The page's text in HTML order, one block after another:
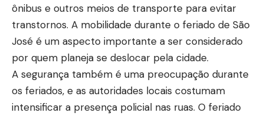
ônibus e outros meios de transporte para evitar
transtornos. A mobilidade durante o feriado de São
José é um aspecto importante a ser considerado
por quem planeja se deslocar pela cidade.
A segurança também é uma preocupação durante
os feriados, e as autoridades locais costumam
intensificar a presença policial nas ruas. O feriado